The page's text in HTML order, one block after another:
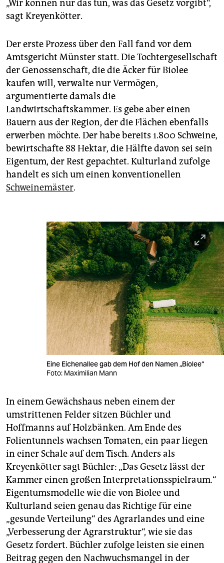
„Wir können nur das tun, was das Gesetz vorgibt“,
sagt Kreyenkötter.
Der erste Prozess über den Fall fand vor dem
Amtsgericht Münster statt. Die Tochtergesellschaft
der Genossenschaft, die die Äcker für Biolee
kaufen will, verwalte nur Vermögen,
argumentierte damals die
Landwirtschaftskammer. Es gebe aber einen
Bauern aus der Region, der die Flächen ebenfalls
erwerben möchte. Der habe bereits 1.800 Schweine,
bewirtschafte 88 Hektar, die Hälfte davon sei sein
Eigentum, der Rest gepachtet. Kulturland zufolge
handelt es sich um einen konventionellen
Schweinemäster.
Eine Eichenallee gab dem Hof den Namen „Biolee“
Foto: Maximilian Mann
In einem Gewächshaus neben einem der
umstrittenen Felder sitzen Büchler und
Hoffmanns auf Holzbänken. Am Ende des
Folientunnels wachsen Tomaten, ein paar liegen
in einer Schale auf dem Tisch. Anders als
Kreyenkötter sagt Büchler: „Das Gesetz lässt der
Kammer einen großen Interpretationsspielraum.“
Eigentumsmodelle wie die von Biolee und
Kulturland seien genau das Richtige für eine
„gesunde Verteilung“ des Agrarlandes und eine
„Verbesserung der Agrarstruktur“, wie sie das
Gesetz fordert. Büchler zufolge leisten sie einen
Beitrag gegen den Nachwuchsmangel in der